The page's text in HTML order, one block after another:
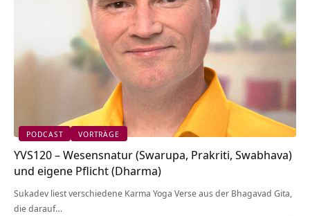
PODCAST VORTRÄGE
YVS120 – Wesensnatur (Swarupa, Prakriti, Swabhava)
und eigene Pflicht (Dharma)
Sukadev liest verschiedene Karma Yoga Verse aus der Bhagavad Gita,
die darauf…